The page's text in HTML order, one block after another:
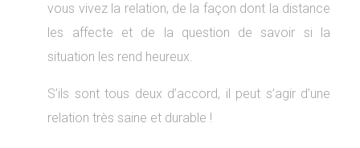
vous vivez la relation, de la façon dont la distance
les affecte et de la question de savoir si la
situation les rend heureux.
S’ils sont tous deux d’accord, il peut s’agir d’une
relation très saine et durable !